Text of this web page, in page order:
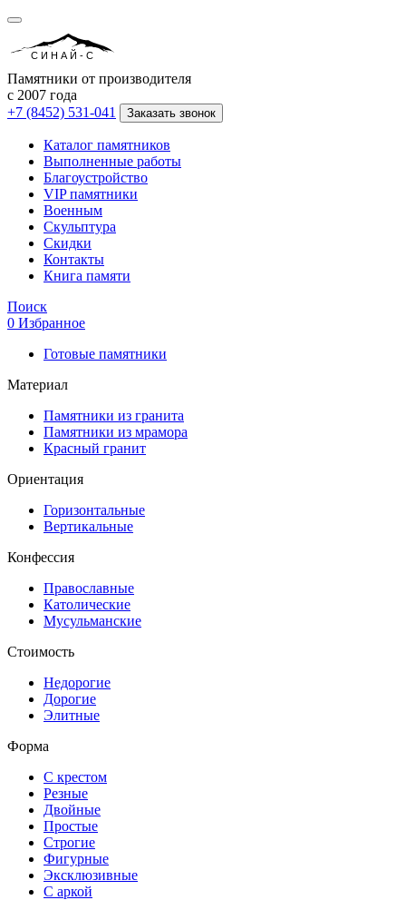
СИНАЙ-С
Памятники от производителя
с 2007 года
+7 (8452) 531-041
Заказать звонок
Каталог памятников
Выполненные работы
Благоустройство
VIP памятники
Военным
Скульптура
Скидки
Контакты
Книга памяти
Поиск
0 Избранное
Готовые памятники
Материал
Памятники из гранита
Памятники из мрамора
Красный гранит
Ориентация
Горизонтальные
Вертикальные
Конфессия
Православные
Католические
Мусульманские
Стоимость
Недорогие
Дорогие
Элитные
Форма
С крестом
Резные
Двойные
Простые
Строгие
Фигурные
Эксклюзивные
С аркой